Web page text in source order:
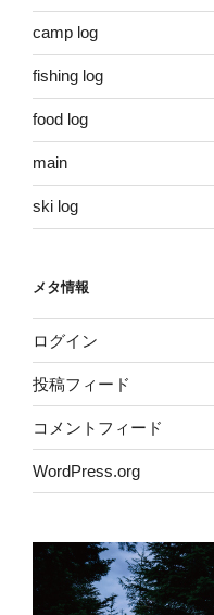
camp log
fishing log
food log
main
ski log
メタ情報
ログイン
投稿フィード
コメントフィード
WordPress.org